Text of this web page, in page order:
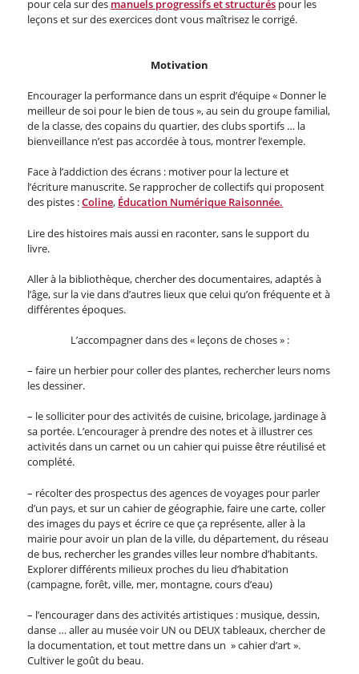
pour cela sur des manuels progressifs et structurés pour les
leçons et sur des exercices dont vous maîtrisez le corrigé.
Motivation
Encourager la performance dans un esprit d’équipe « Donner le
meilleur de soi pour le bien de tous », au sein du groupe familial,
de la classe, des copains du quartier, des clubs sportifs … la
bienveillance n’est pas accordée à tous, montrer l’exemple.
Face à l’addiction des écrans : motiver pour la lecture et
l’écriture manuscrite. Se rapprocher de collectifs qui proposent
des pistes :Coline, Éducation Numérique Raisonnée.
Lire des histoires mais aussi en raconter, sans le support du
livre.
Aller à la bibliothèque, chercher des documentaires, adaptés à
l’âge, sur la vie dans d’autres lieux que celui qu’on fréquente et à
différentes époques.
L’accompagner dans des « leçons de choses » :
– faire un herbier pour coller des plantes, rechercher leurs noms
les dessiner.
– le solliciter pour des activités de cuisine, bricolage, jardinage à
sa portée. L’encourager à prendre des notes et à illustrer ces
activités dans un carnet ou un cahier qui puisse être réutilisé et
complété.
– récolter des prospectus des agences de voyages pour parler
d’un pays, et sur un cahier de géographie, faire une carte, coller
des images du pays et écrire ce que ça représente, aller à la
mairie pour avoir un plan de la ville, du département, du réseau
de bus, rechercher les grandes villes leur nombre d’habitants.
Explorer différents milieux proches du lieu d’habitation
(campagne, forêt, ville, mer, montagne, cours d’eau)
– l’encourager dans des activités artistiques : musique, dessin,
danse … aller au musée voir UN ou DEUX tableaux, chercher de
la documentation, et tout mettre dans un » cahier d’art ».
Cultiver le goût du beau.